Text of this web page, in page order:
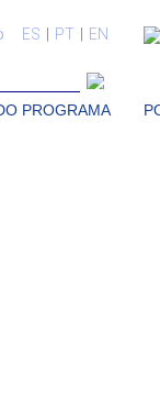
ES PT EN
PROGRAMA
O calendário